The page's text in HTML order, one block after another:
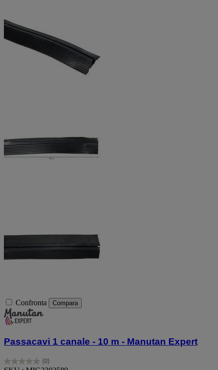
Confronta Compara
Passacavi 1 canale - 10 m - Manutan Expert
(0)
0.0